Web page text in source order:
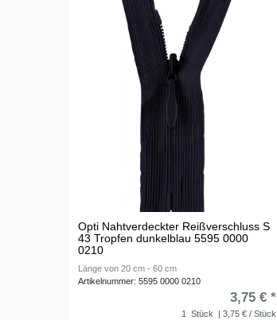
Opti Nahtverdeckter Reißverschluss S
43 Tropfen dunkelblau 5595 0000
0210
Länge von 20 cm - 60 cm
Artikelnummer: 5595 0000 0210
1 Stück | 3,75 € / Stück
3,75 € *